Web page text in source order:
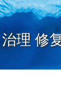
治理 修